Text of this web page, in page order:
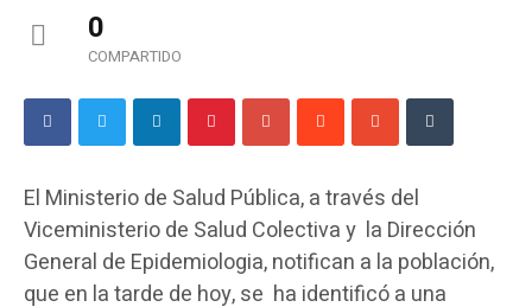
0
COMPARTIDO
El Ministerio de Salud Pública, a través del
Viceministerio de Salud Colectiva y la Dirección
General de Epidemiologia, notifican a la población,
que en la tarde de hoy, se ha identificó a una